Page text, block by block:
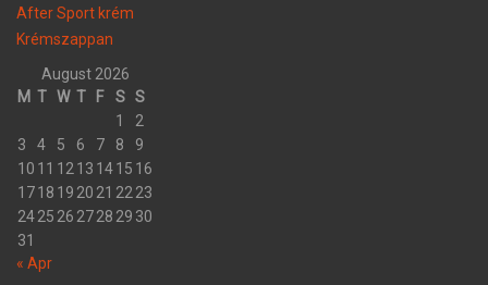
After Sport krém
Krémszappan
August 2026
M T W T F S S
1
2
3
4 5 6 7 8
9
10 11 12 13 1415 16
1718 19 20 21 22 23
2425 26 2728 29 30
31
« Apr